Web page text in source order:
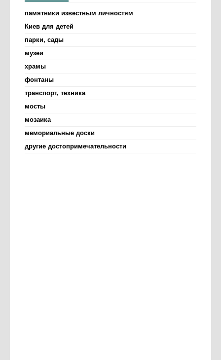
памятники известным личностям
Киев для детей
парки, сады
музеи
храмы
фонтаны
транспорт, техника
мосты
мозаика
мемориальные доски
другие достопримечательности